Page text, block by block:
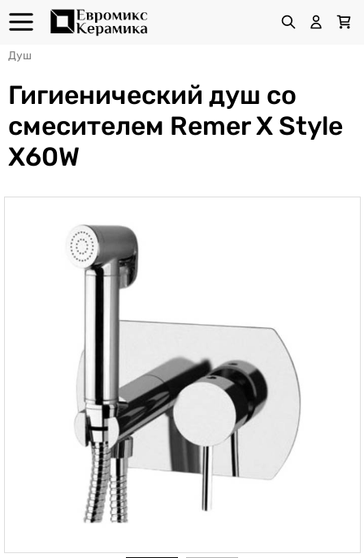
Душ
Гигиенический душ со
смесителем Remer X Style
X60W